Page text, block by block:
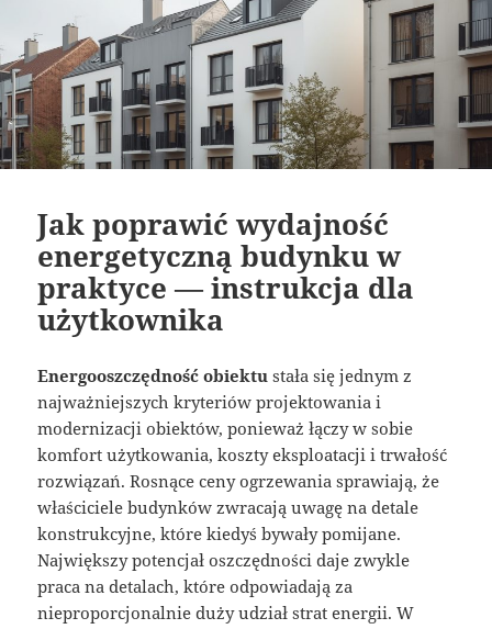
Jak poprawić wydajność
energetyczną budynku w
praktyce — instrukcja dla
użytkownika
Energooszczędność obiektu stała się jednym z
najważniejszych kryteriów projektowania i
modernizacji obiektów, ponieważ łączy w sobie
komfort użytkowania, koszty eksploatacji i trwałość
rozwiązań. Rosnące ceny ogrzewania sprawiają, że
właściciele budynków zwracają uwagę na detale
konstrukcyjne, które kiedyś bywały pomijane.
Największy potencjał oszczędności daje zwykle
praca na detalach, które odpowiadają za
nieproporcjonalnie duży udział strat energii. W